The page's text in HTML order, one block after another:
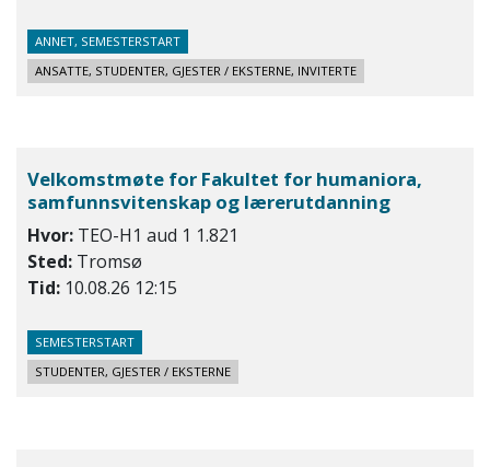
ANNET, SEMESTERSTART
ANSATTE, STUDENTER, GJESTER / EKSTERNE, INVITERTE
Velkomstmøte for Fakultet for humaniora,
samfunnsvitenskap og lærerutdanning
Hvor: TEO-H1 aud 1 1.821
Sted: Tromsø
Tid: 10.08.26 12:15
SEMESTERSTART
STUDENTER, GJESTER / EKSTERNE